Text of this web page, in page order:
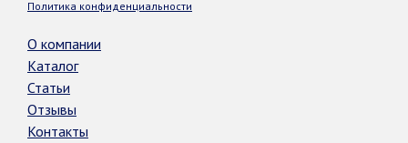
Политика конфиденциальности
О компании
Каталог
Статьи
Отзывы
Контакты